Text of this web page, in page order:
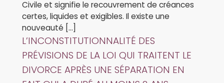
Civile et signifie le recouvrement de créances
certes, liquides et exigibles. Il existe une
nouveauté […]
L’INCONSTITUTIONNALITÉ DES
PRÉVISIONS DE LA LOI QUI TRAITENT LE
DIVORCE APRÈS UNE SÉPARATION EN